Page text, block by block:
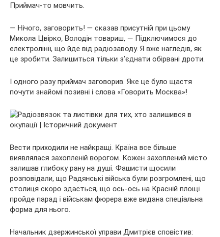
Приймач-то мовчить.
— Нічого, заговорить! — сказав присутній при цьому
Микола Цвірко, Володін товариш, — Підключимося до
електролінії, що йде від радіозаводу. Я вже нагледів, як
це зробити. Залишиться тільки з’єднати обірвані дроти.
І одного разу приймач заговорив. Яке це було щастя
почути знайомі позивні і слова «Говорить Москва»!
Вести приходили не найкращі. Країна все більше
виявлялася захопленій ворогом. Кожен захоплений місто
залишав глибоку рану на душі. Фашисти щосили
розповідали, що Радянські війська були розгромлені, що
столиця скоро здасться, що ось-ось на Красній площі
пройде парад і військам фюрера вже видана спеціальна
форма для нього.
Начальник дзержинської управи Дмитрієв сповістив: